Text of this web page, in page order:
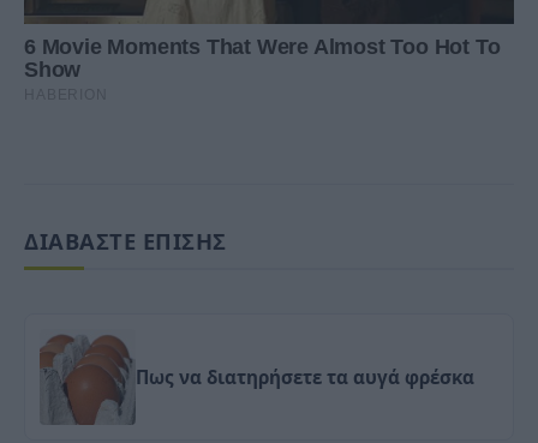
ΔΙΑΒΑΣΤΕ ΕΠΙΣΗΣ
Πως να διατηρήσετε τα αυγά φρέσκα